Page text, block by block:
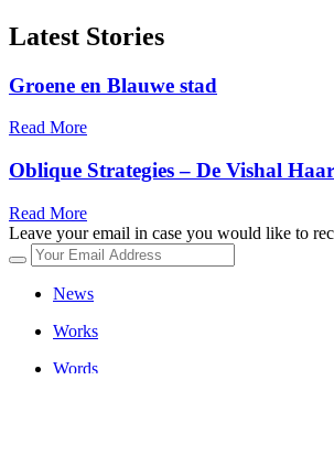
Latest Stories
Groene en Blauwe stad
Read More
Oblique Strategies – De Vishal
Read More
Leave your email in case you would like to
News
Works
Words